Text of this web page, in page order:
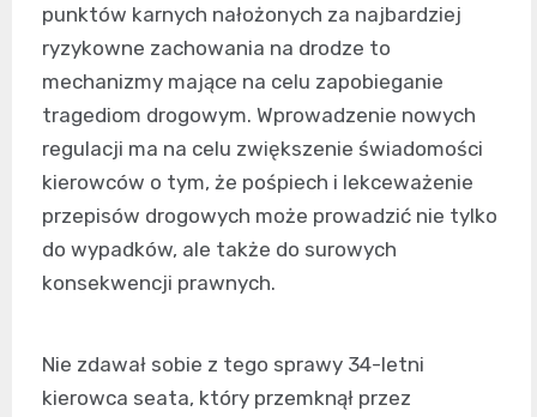
punktów karnych nałożonych za najbardziej
ryzykowne zachowania na drodze to
mechanizmy mające na celu zapobieganie
tragediom drogowym. Wprowadzenie nowych
regulacji ma na celu zwiększenie świadomości
kierowców o tym, że pośpiech i lekceważenie
przepisów drogowych może prowadzić nie tylko
do wypadków, ale także do surowych
konsekwencji prawnych.
Nie zdawał sobie z tego sprawy 34-letni
kierowca seata, który przemknął przez